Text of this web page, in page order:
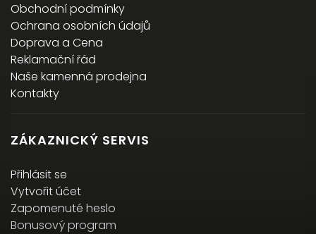
Obchodní podmínky
Ochrana osobních údajů
Doprava a Cena
Reklamační řád
Naše kamenná prodejna
Kontakty
ZÁKAZNICKÝ SERVIS
Přihlásit se
Vytvořit účet
Zapomenuté heslo
Bonusový program